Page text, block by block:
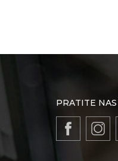
PRATITE NAS